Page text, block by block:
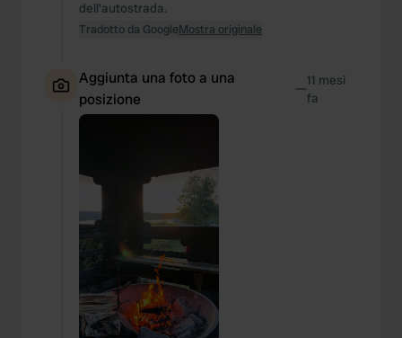
dell'autostrada.
Tradotto da GoogleMostra originale
Aggiunta una foto a una
posizione
—11 mesi
fa